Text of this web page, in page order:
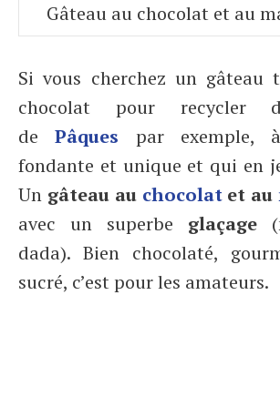
Gâteau au chocolat et au
Si vous cherchez un gâteau
chocolat pour recycler
dePâques
par exemple,
fondante et unique et qui en
Un gâteau au chocolat et au
avec un superbe glaçage
dada). Bien chocolaté,
sucré, c’est pour les amateurs.